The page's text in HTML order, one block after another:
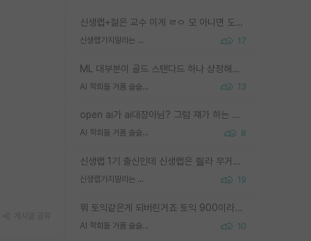
신생랩+젊은 교수 이게 ㄹㅇ 모 아니면 도인듯.
신생랩가지말라는 이유가 있었구나 17
ML 대부분이 골드 스탠다드 하나 상정해놓고 (벤치마크 데이터셋이 여러 개면 여러 개 상정) 그거 얼마나 잘 맞추나 싸움임 가끔 번뜩이는 설계 철학을 보여주는 논문들도 있지만 대부분 그거 성적 얼마나 더 올리느라에 혈안이 되어 있는 측면이 잇음
AI 학회들 거품 슬슬 지적이 나오네요 13
open ai가 ai대장아님? 그럼 쟤가 하는 말이 다 맞겠네
AI 학회들 거품 슬슬 지적이 나오네요 8
신생랩 1기 출신인데 신생랩은 줠라 무거운 바벨 같은거임. 들면 대박인데 못들면 깔려 죽음. 아무도 알려주지 않는 환경에서 자생해야하지만, 일단 살아남았다면 그 어떤 사람보다 악착같고 생존력 높은 사람으로 거듭날 수 있음
신생랩가지말라는 이유가 있었구나 19
뭐 토익같은게 되버린거죠 토익 900이라고 영어잘하는건 아닙니다만 잘하는사람은 다 900을 넘는 그런
AI 학회들 거품 슬슬 지적이 나오네요 10